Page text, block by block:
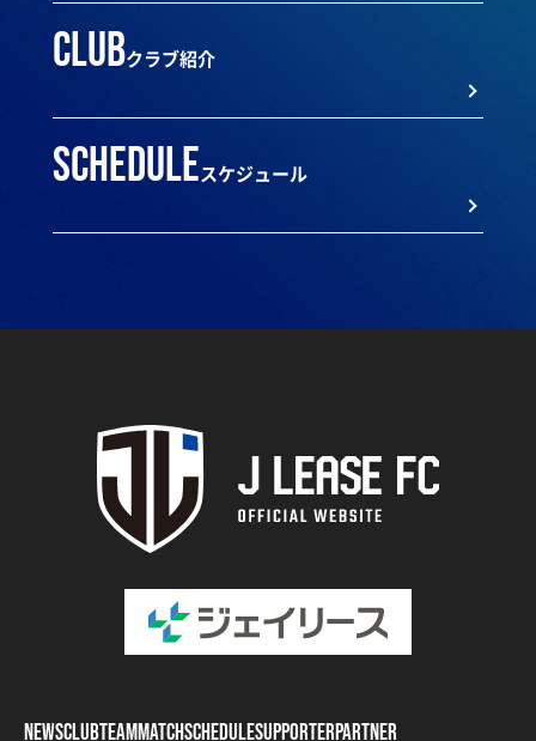
clubクラブ紹介
scheduleスケジュール
NEWSCLUBTEAMMATCHSCHEDULESUPPORTERPARTNER